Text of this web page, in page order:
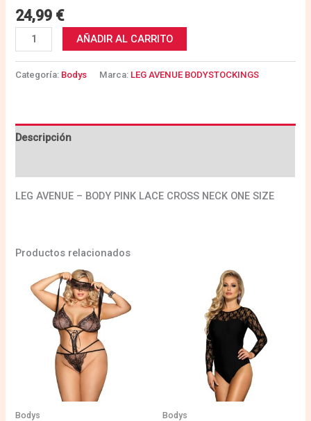
24,99 €
AÑADIR AL CARRITO
Categoría: Bodys Marca: LEG AVENUE BODYSTOCKINGS
Descripción
LEG AVENUE – BODY PINK LACE CROSS NECK ONE SIZE
Productos relacionados
Bodys Bodys